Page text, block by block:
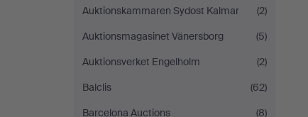
Auktionskammaren Sydost Kalmar
(2)
Auktionsmagasinet Vänersborg
(5)
Auktionsverket Engelholm
(2)
Balclis
(62)
Barcelona Auctions
(8)